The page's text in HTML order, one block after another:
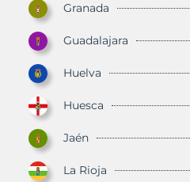
Granada
Guadalajara
Huelva
Huesca
Jaén
La Rioja